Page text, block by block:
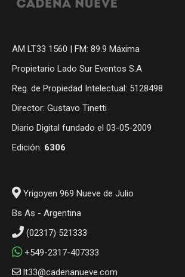
AM LT33 1560 | FM: 89.9 Máxima
Propietario Lado Sur Eventos S.A
Reg. de Propiedad Intelectual: 5128498
Director: Gustavo Tinetti
Diario Digital fundado el 03-05-2009
Edición: 6306
Yrigoyen 969 Nueve de Julio
Bs As - Argentina
(02317) 521333
+549-2317-407333
lt33@cadenanueve.com